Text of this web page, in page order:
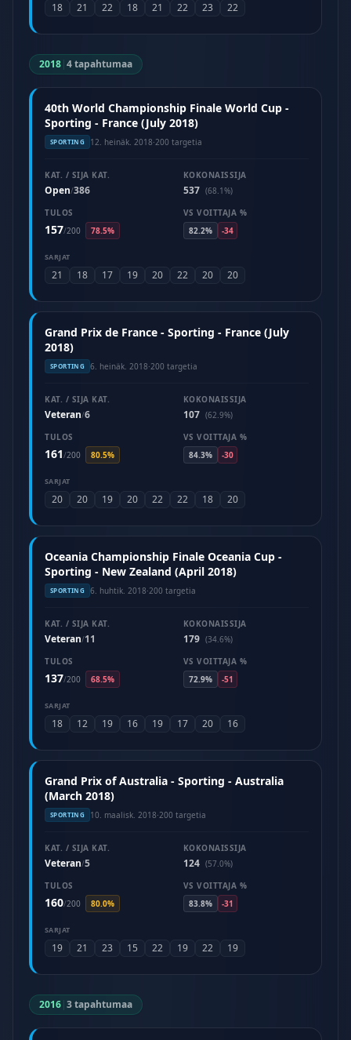
18 21 22 18 21 22 23 22
2018|4 tapahtumaa
40th World Championship Finale World Cup -
Sporting - France (July 2018)
SPORTING 12. heinäk. 2018·200 targetia
KAT. / SIJA KAT.
Open/386
KOKONAISSIJA
537 (68.1%)
TULOS
157/200 78.5%
VS VOITTAJA %
82.2%
-34
SARJAT
21 18 17 19 20 22 20 20
Grand Prix de France - Sporting - France (July
2018)
SPORTING 6. heinäk. 2018·200 targetia
KAT. / SIJA KAT.
Veteran/6
KOKONAISSIJA
107 (62.9%)
TULOS
161/200 80.5%
VS VOITTAJA %
84.3%
-30
SARJAT
20 20 19 20 22 22 18 20
Oceania Championship Finale Oceania Cup -
Sporting - New Zealand (April 2018)
SPORTING 6. huhtik. 2018·200 targetia
KAT. / SIJA KAT.
Veteran/11
KOKONAISSIJA
179 (34.6%)
TULOS
137/200 68.5%
VS VOITTAJA %
72.9%
-51
SARJAT
18 12 19 16 19 17 20 16
Grand Prix of Australia - Sporting - Australia
(March 2018)
SPORTING 10. maalisk. 2018·200 targetia
KAT. / SIJA KAT.
Veteran/5
KOKONAISSIJA
124 (57.0%)
TULOS
160/200 80.0%
VS VOITTAJA %
83.8%
-31
SARJAT
19 21 23 15 22 19 22 19
2016|3 tapahtumaa